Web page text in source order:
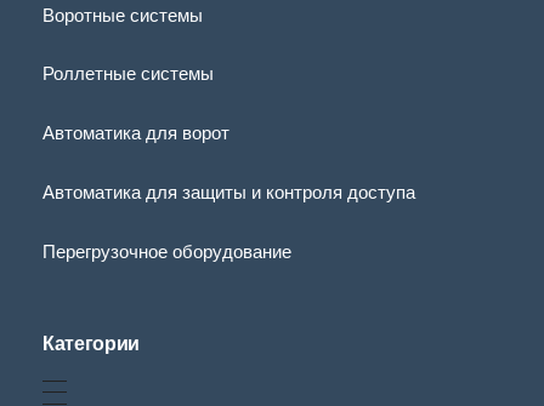
Воротные системы
Роллетные системы
Автоматика для ворот
Автоматика для защиты и контроля доступа
Перегрузочное оборудование
Категории